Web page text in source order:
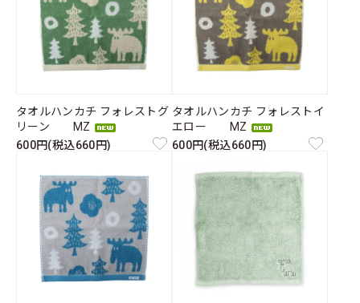
タオルハンカチ フォレストグ
リーン MZ
600円(税込660円)
タオルハンカチ フォレストイ
エロー MZ
600円(税込660円)